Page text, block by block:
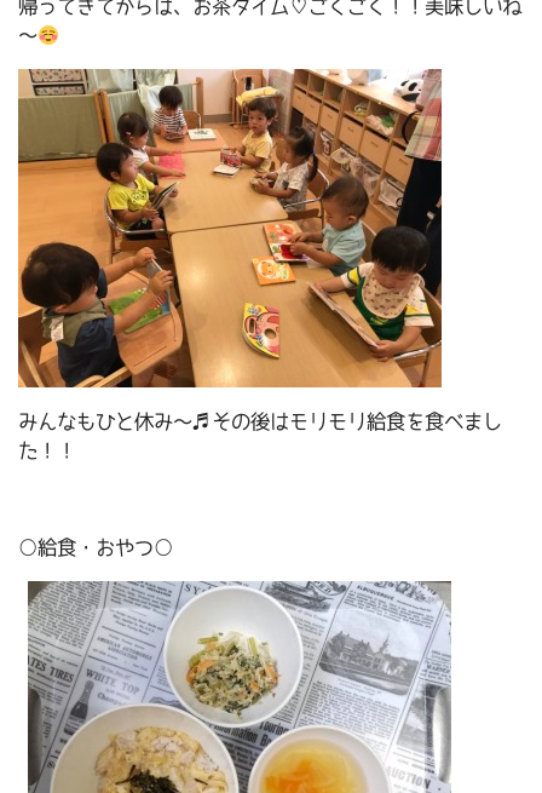
帰ってきてからは、お茶タイム♡ごくごく！！美味しいね
～
みんなもひと休み～♬その後はモリモリ給食を食べまし
た！！
○給食・おやつ○